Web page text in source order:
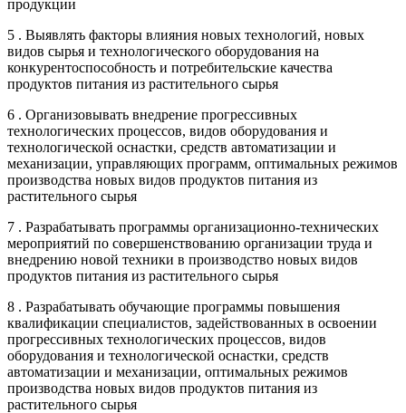
продукции
5 . Выявлять факторы влияния новых технологий, новых
видов сырья и технологического оборудования на
конкурентоспособность и потребительские качества
продуктов питания из растительного сырья
6 . Организовывать внедрение прогрессивных
технологических процессов, видов оборудования и
технологической оснастки, средств автоматизации и
механизации, управляющих программ, оптимальных режимов
производства новых видов продуктов питания из
растительного сырья
7 . Разрабатывать программы организационно-технических
мероприятий по совершенствованию организации труда и
внедрению новой техники в производство новых видов
продуктов питания из растительного сырья
8 . Разрабатывать обучающие программы повышения
квалификации специалистов, задействованных в освоении
прогрессивных технологических процессов, видов
оборудования и технологической оснастки, средств
автоматизации и механизации, оптимальных режимов
производства новых видов продуктов питания из
растительного сырья